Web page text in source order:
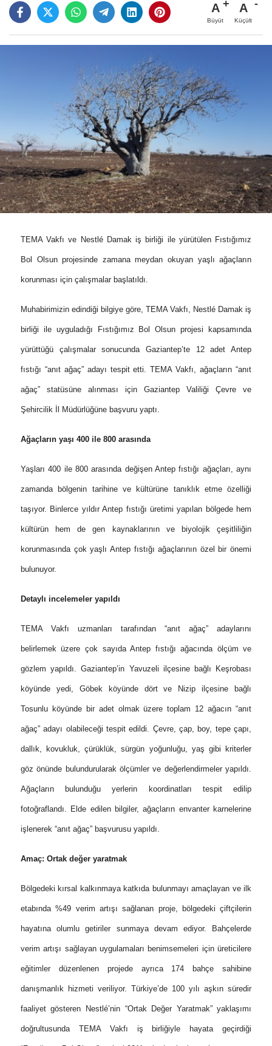
A
Büyüt
A
Küçült
TEMA Vakfı ve Nestlé Damak iş birliği ile yürütülen Fıstığımız
Bol Olsun projesinde zamana meydan okuyan yaşlı ağaçların
korunması için çalışmalar başlatıldı.
Muhabirimizin edindiği bilgiye göre,TEMA Vakfı, Nestlé Damak iş
birliği ile uyguladığı Fıstığımız Bol Olsun projesi kapsamında
yürüttüğü çalışmalar sonucunda Gaziantep’te 12 adet Antep
fıstığı “anıt ağaç” adayı tespit etti. TEMA Vakfı, ağaçların “anıt
ağaç” statüsüne alınması içinGaziantep Valiliği Çevre ve
Şehircilik İl Müdürlüğüne başvuru yaptı.
Ağaçların yaşı 400 ile 800 arasında
Yaşları 400 ile 800 arasında değişen Antep fıstığı ağaçları, aynı
zamanda bölgenin tarihine ve kültürüne tanıklık etme özelliği
taşıyor. Binlerce yıldır Antep fıstığı üretimi yapılan bölgede hem
kültürün hem de gen kaynaklarının ve biyolojik çeşitliliğin
korunmasında çok yaşlı Antep fıstığı ağaçlarının özel bir önemi
bulunuyor.
Detaylı incelemeler yapıldı
TEMA Vakfı uzmanları tarafından “anıt ağaç” adaylarını
belirlemek üzere çok sayıda Antep fıstığı ağacında ölçüm ve
gözlem yapıldı. Gaziantep’in Yavuzeli ilçesine bağlı Keşrobası
köyünde yedi, Göbek köyünde dört ve Nizip ilçesine bağlı
Tosunlu köyünde bir adet olmak üzere toplam 12 ağacın “anıt
ağaç” adayı olabileceği tespit edildi. Çevre, çap, boy, tepe çapı,
dallık, kovukluk, çürüklük, sürgün yoğunluğu, yaş gibi kriterler
göz önünde bulundurularak ölçümler ve değerlendirmeler yapıldı.
Ağaçların bulunduğu yerlerin koordinatları tespit edilip
fotoğraflandı. Elde edilen bilgiler, ağaçların envanter karnelerine
işlenerek “anıt ağaç” başvurusu yapıldı.
Amaç: Ortak değer yaratmak
Bölgedeki kırsal kalkınmaya katkıda bulunmayı amaçlayan ve ilk
etabında %49 verim artışı sağlanan proje, bölgedeki çiftçilerin
hayatına olumlu getiriler sunmaya devam ediyor. Bahçelerde
verim artışı sağlayan uygulamaları benimsemeleri için üreticilere
eğitimler düzenlenen projede ayrıca 174 bahçe sahibine
danışmanlık hizmeti veriliyor. Türkiye’de 100 yılı aşkın süredir
faaliyet gösteren Nestlé’nin “Ortak Değer Yaratmak” yaklaşımı
doğrultusunda TEMA Vakfı iş birliğiyle hayata geçirdiği